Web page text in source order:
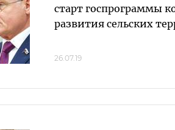
старт госпрограммы
развития сельских
26.07.19